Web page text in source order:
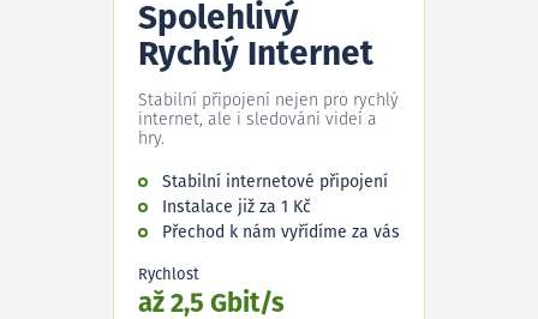
Spolehlivý
Rychlý Internet
Stabilní připojení nejen pro rychlý
internet, ale i sledování videí a
hry.
Stabilní internetové připojení
Instalace již za 1 Kč
Přechod k nám vyřídíme za vás
Rychlost
až 2,5 Gbit/s